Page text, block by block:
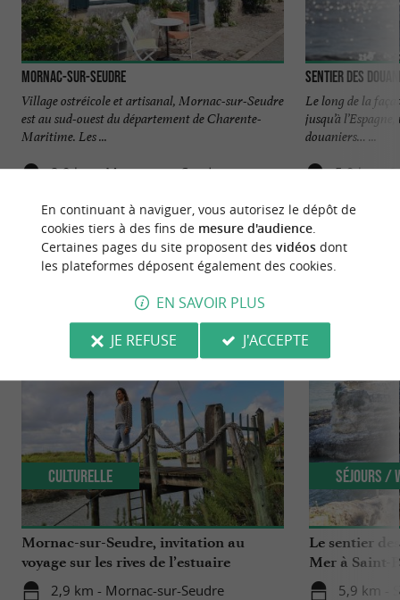
Mornac-sur-Seudre
Village ostréicole et artisanal, Mornac-sur-Seudre
est au sud-ouest du département de Charente-
Maritime. Les ...
2,9 km - Mornac-sur-Seudre
Sentier des
Le long de la
jusqu’à
douaniers… ...
5,9 km -
NOUS AVONS TESTÉPOUR VOUS
Mornac-sur-Seudre, invitation au
voyage sur les rives de l’estuaire
2,9 km - Mornac-sur-Seudre
Culturelle
Le sentier
Mer à Saint-
5,9 km -
Séjours /
En continuant à naviguer, vous autorisez le dépôt de
cookies tiers à des fins de mesure d'audience.
Certaines pages du site proposent des vidéosdont
les plateformes déposent également des cookies.
EN SAVOIR PLUS
JE REFUSE
J'ACCEPTE